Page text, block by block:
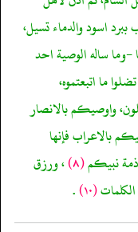
اسود والدماء تسيل،
-وما ساله الوصية احد
ما اتبعتموه،
واوصيكم بالانصار
بالاعراب فإنها
نبيكم(٨)
، ورزق
(١٠) .